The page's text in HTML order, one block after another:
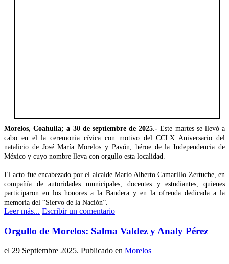
Morelos, Coahuila; a 30 de septiembre de 2025.-Este martes se llevó a
cabo en el la ceremonia cívica con motivo del CCLX Aniversario del
natalicio de José María Morelos y Pavón, héroe de la Independencia de
México y cuyo nombre lleva con orgullo esta localidad.
El acto fue encabezado por el alcalde Mario Alberto Camarillo Zertuche, en
compañía de autoridades municipales, docentes y estudiantes, quienes
participaron en los honores a la Bandera y en la ofrenda dedicada a la
memoria del “Siervo de la Nación”.
Leer más... Escribir un comentario
Orgullo de Morelos: Salma Valdez y Analy Pérez
el 29 Septiembre 2025. Publicado en Morelos